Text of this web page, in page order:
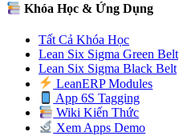
Khóa Học & Ứng Dụng
Tất Cả Khóa Học
Lean Six Sigma Green Belt
Lean Six Sigma Black Belt
LeanERP Modules
App 6S Tagging
Wiki Kiến Thức
Xem Apps Demo